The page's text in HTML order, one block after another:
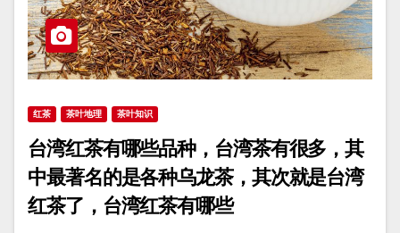
红茶 茶叶地理 茶叶知识
台湾红茶有哪些品种，台湾茶有很多，其
中最著名的是各种乌龙茶，其次就是台湾
红茶了，台湾红茶有哪些